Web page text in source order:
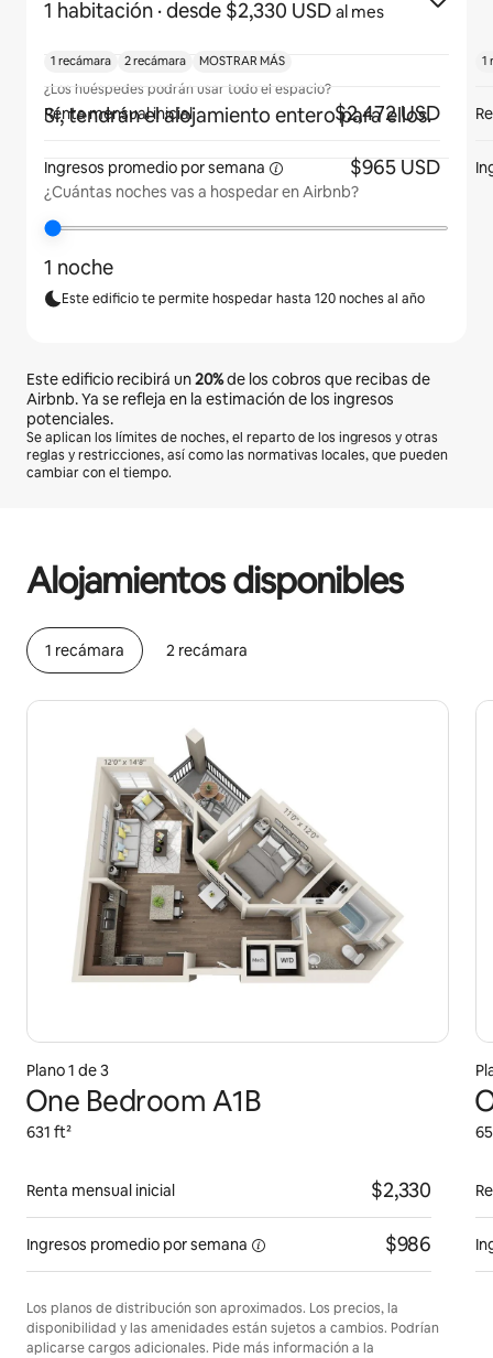
1 habitación · desde $2,330 USD al mes
¿Los huéspedes podrán usar todo el espacio?
Sí, tendrán el alojamiento entero para ellos.
¿Cuántas noches vas a hospedar en Airbnb?
1 noche
Este edificio te permite hospedar hasta 120 noches al año
Este edificio recibirá un20%de los cobros que recibas de
Airbnb. Ya se refleja en la estimación de los ingresos
potenciales.
Se aplican los límites de noches, el reparto de los ingresos y otras
reglas y restricciones, así como las normativas locales, que pueden
cambiar con el tiempo.
Alojamientos disponibles
1 recámara 2 recámara
Plano 1 de 3
One Bedroom A1B
631 ft²
Renta mensual inicial $2,330
Ingresos promedio porsemana $986
Los planos de distribución son aproximados. Los precios, la
disponibilidad y las amenidades están sujetos a cambios. Podrían
aplicarse cargos adicionales. Pide más información a la
1 recámara 2 recámara MOSTRAR MÁS
Renta mensual inicial $2,472 USD
Ingresos promedio porsemana $965 USD
1